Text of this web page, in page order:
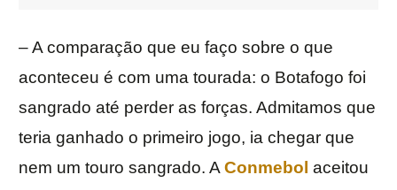
– A comparação que eu faço sobre o que
aconteceu é com uma tourada: o Botafogo foi
sangrado até perder as forças. Admitamos que
teria ganhado o primeiro jogo, ia chegar que
nem um touro sangrado. AConmebol aceitou